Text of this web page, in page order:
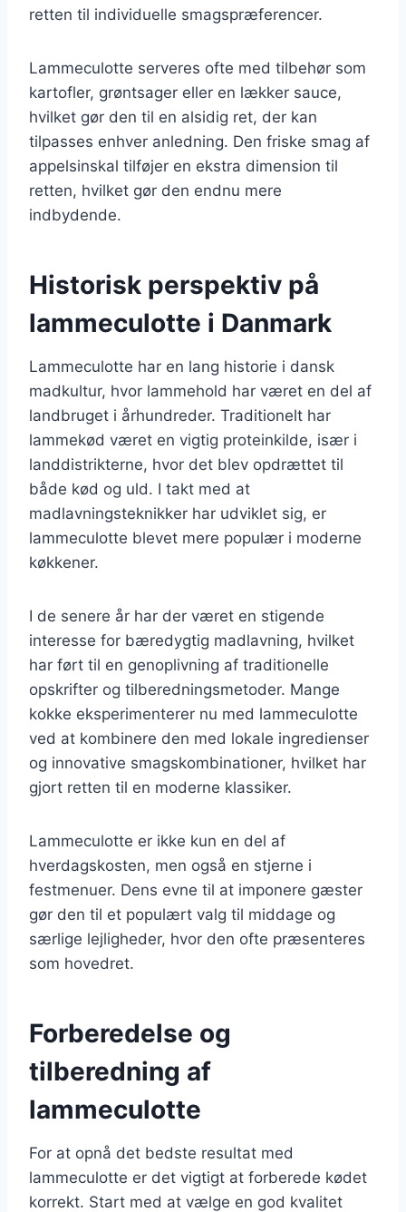
retten til individuelle smagspræferencer.
Lammeculotte serveres ofte med tilbehør som
kartofler, grøntsager eller en lækker sauce,
hvilket gør den til en alsidig ret, der kan
tilpasses enhver anledning. Den friske smag af
appelsinskal tilføjer en ekstra dimension til
retten, hvilket gør den endnu mere
indbydende.
Historisk perspektiv på
lammeculotte i Danmark
Lammeculotte har en lang historie i dansk
madkultur, hvor lammehold har været en del af
landbruget i århundreder. Traditionelt har
lammekød været en vigtig proteinkilde, især i
landdistrikterne, hvor det blev opdrættet til
både kød og uld. I takt med at
madlavningsteknikker har udviklet sig, er
lammeculotte blevet mere populær i moderne
køkkener.
I de senere år har der været en stigende
interesse for bæredygtig madlavning, hvilket
har ført til en genoplivning af traditionelle
opskrifter og tilberedningsmetoder. Mange
kokke eksperimenterer nu med lammeculotte
ved at kombinere den med lokale ingredienser
og innovative smagskombinationer, hvilket har
gjort retten til en moderne klassiker.
Lammeculotte er ikke kun en del af
hverdagskosten, men også en stjerne i
festmenuer. Dens evne til at imponere gæster
gør den til et populært valg til middage og
særlige lejligheder, hvor den ofte præsenteres
som hovedret.
Forberedelse og
tilberedning af
lammeculotte
For at opnå det bedste resultat med
lammeculotte er det vigtigt at forberede kødet
korrekt. Start med at vælge en god kvalitet